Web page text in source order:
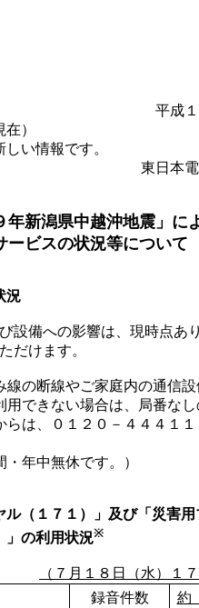
平成
）
い情報です。
東日本
年新潟県中越沖地震」に
ービスの状況等について
況
設備への影響は、現時点あ
だけます。
線の断線やご家庭内の通信
用できない場合は、局番な
らは、０１２０－４４４１
・年中無休です。）
ル（１７１）」及び「災害
」の利用状況※
（７月１８日（水）１
録音件数
約